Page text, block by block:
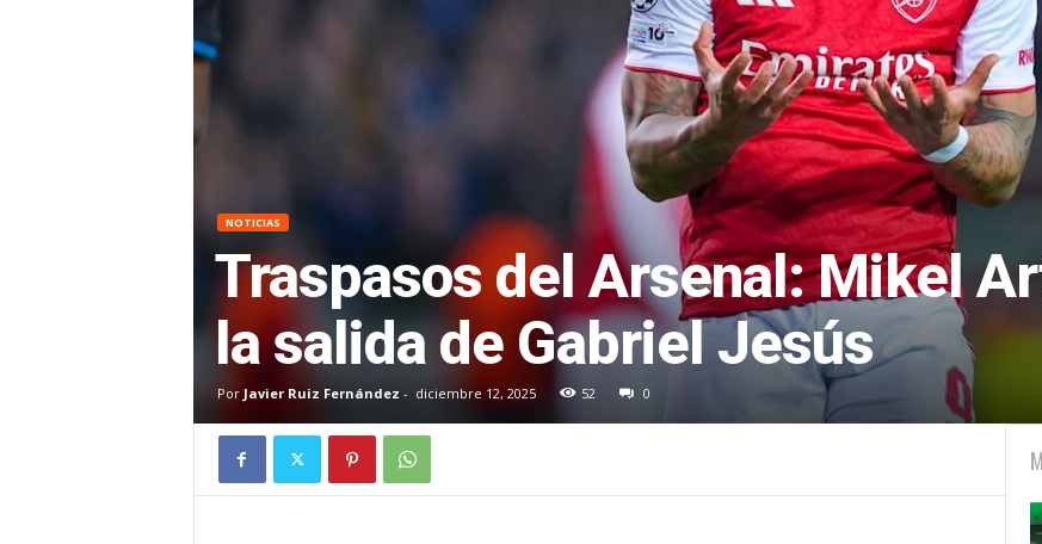
NOTICIAS
Traspasos del Arsenal: Mikel
la salida de Gabriel Jesús
Por Javier Ruiz Fernández - diciembre 12, 2025 52 0